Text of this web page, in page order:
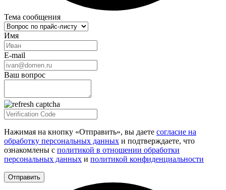
Тема сообщения
Имя
E-mail
Ваш вопрос
Нажимая на кнопку «Отправить», вы даете согласие на
обработку персональных данных и подтверждаете, что
ознакомлены с политикой в отношении обработки
персональных данных и политикой конфиденциальности